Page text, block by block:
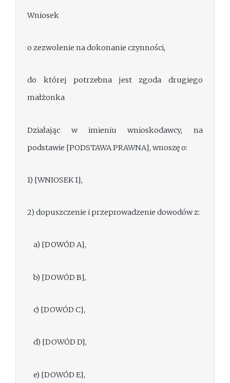
Wniosek
o zezwolenie na dokonanie czynności,
do której potrzebna jest zgoda drugiego
małżonka
Działając w imieniu wnioskodawcy, na
podstawie [PODSTAWA PRAWNA], wnoszę o:
1) [WNIOSEK 1],
2) dopuszczenie i przeprowadzenie dowodów z:
a) [DOWÓD A],
b) [DOWÓD B],
c) [DOWÓD C],
d) [DOWÓD D],
e) [DOWÓD E],